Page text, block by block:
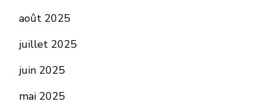
août 2025
juillet 2025
juin 2025
mai 2025